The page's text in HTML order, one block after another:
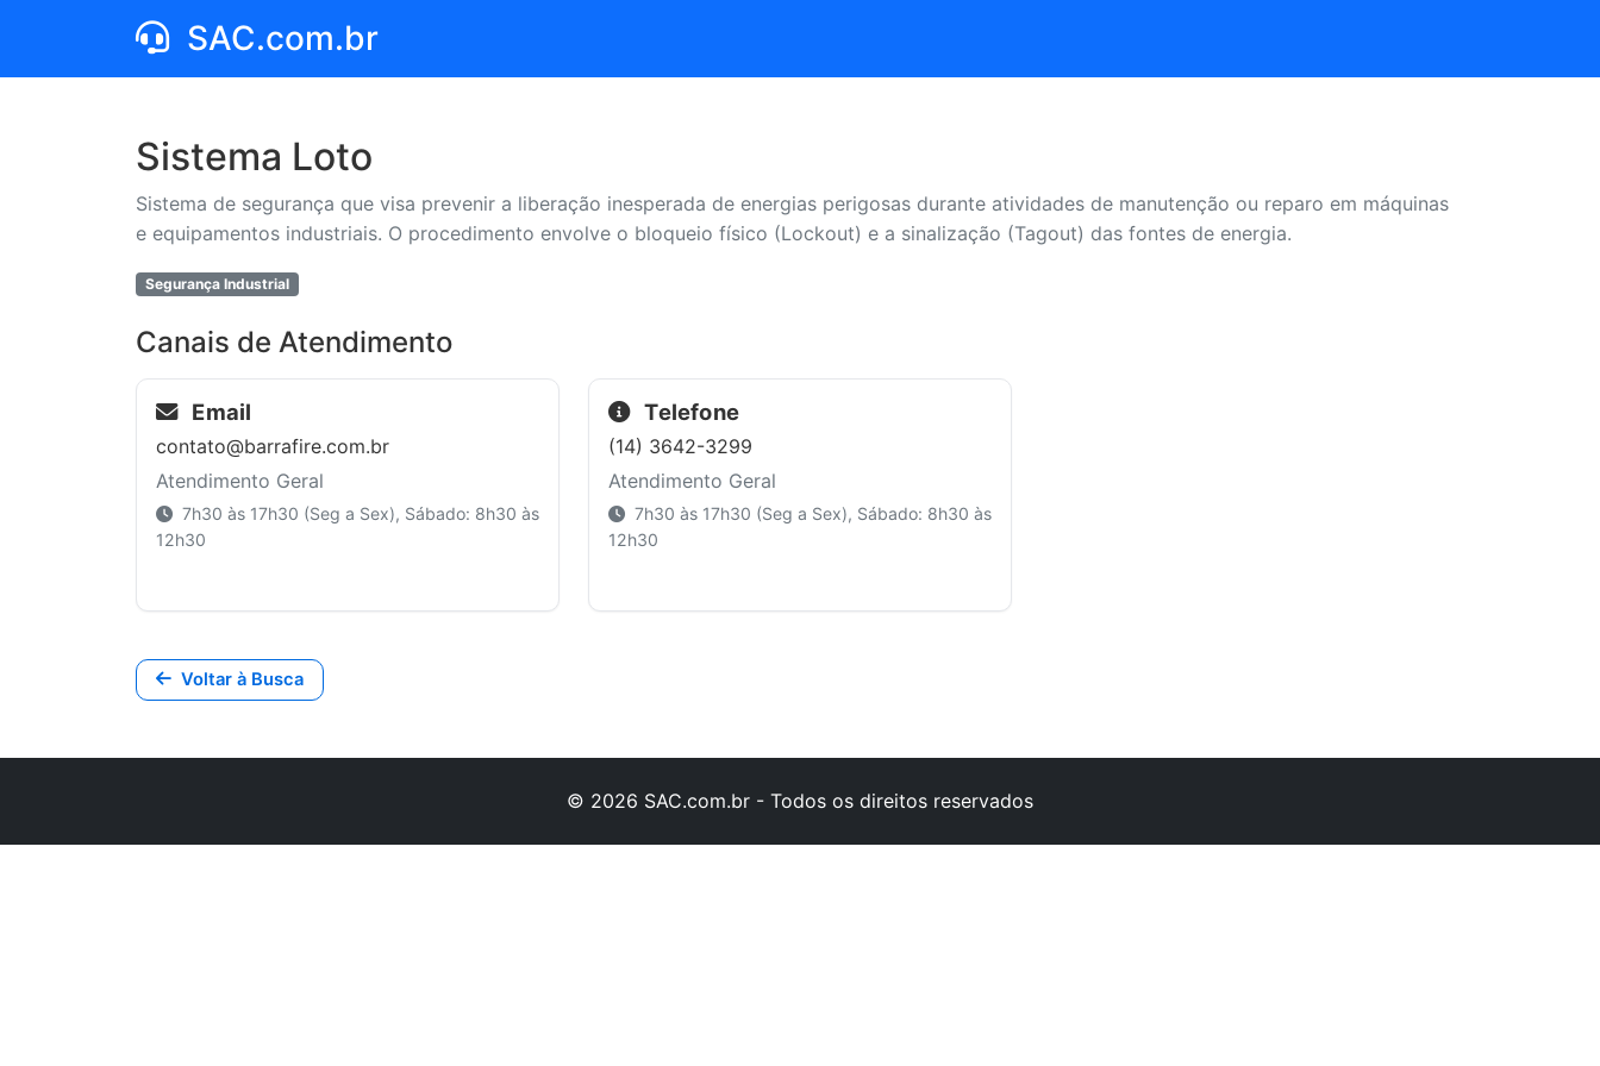
SAC.com.br
Sistema Loto
Sistema de segurança que visa prevenir a liberação inesperada de energias perigosas durante atividades de manutenção ou reparo em máquinas
e equipamentos industriais. O procedimento envolve o bloqueio físico (Lockout) e a sinalização (Tagout) das fontes de energia.
Segurança Industrial
Canais de Atendimento
Email
contato@barrafire.com.br
Atendimento Geral
7h30 às 17h30 (Seg a Sex), Sábado: 8h30 às
12h30
Telefone
(14) 3642-3299
Atendimento Geral
7h30 às 17h30 (Seg a Sex), Sábado: 8h30 às
12h30
Voltar à Busca
© 2026 SAC.com.br - Todos os direitos reservados